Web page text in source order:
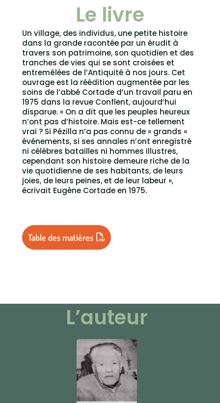
Le livre
Un village, des individus, une petite histoire
dans la grande racontée par un érudit à
travers son patrimoine, son quotidien et des
tranches de vies qui se sont croisées et
entremêlées de l’Antiquité à nos jours. Cet
ouvrage est la réédition augmentée par les
soins de l’abbé Cortade d’un travail paru en
1975 dans la revue Conflent, aujourd’hui
disparue. « On a dit que les peuples heureux
n’ont pas d’histoire. Mais est-ce tellement
vrai ? Si Pézilla n’a pas connu de « grands »
événements, si ses annales n’ont enregistré
ni célèbres batailles ni hommes illustres,
cependant son histoire demeure riche de la
vie quotidienne de ses habitants, de leurs
joies, de leurs peines, et de leur labeur »,
écrivait Eugène Cortade en 1975.
Table des matières
L’auteur